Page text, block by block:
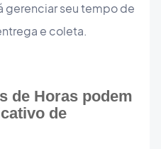
gerenciar seu tempo de
e coleta.
de Horas podem
de